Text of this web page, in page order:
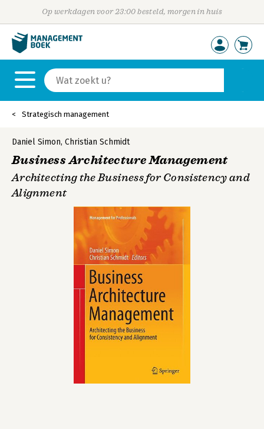
Op werkdagen voor 23:00 besteld, morgen in huis
Strategisch management
Daniel Simon, Christian Schmidt
Business Architecture Management
Architecting the Business for Consistency and
Alignment